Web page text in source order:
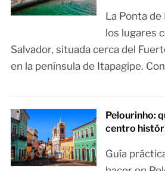
La Ponta de
los lugares
Salvador, situada cerca del
en la península de Itapagipe. Con
Pelourinho:
centro
Guía